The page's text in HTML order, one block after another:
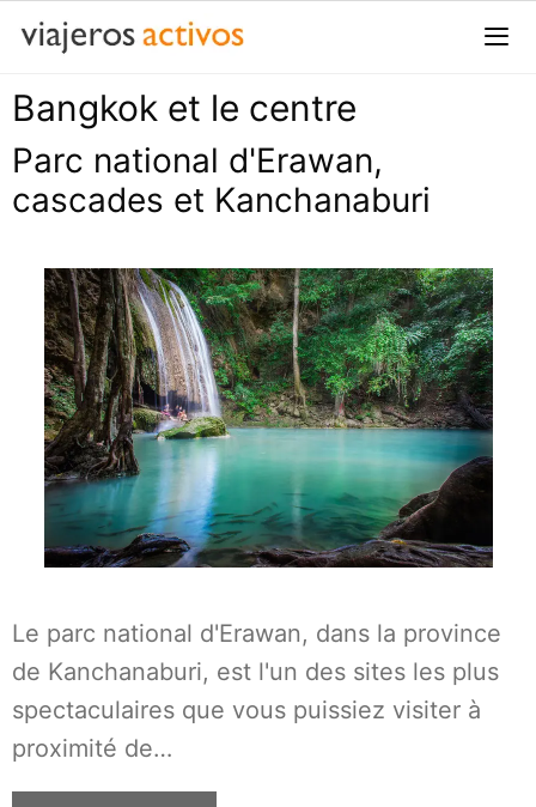
Passer
contenu
Bangkok et le centre
Parc national d'Erawan,
cascades et Kanchanaburi
Le parc national d'Erawan, dans la province
de Kanchanaburi, est l'un des sites les plus
spectaculaires que vous puissiez visiter à
proximité de…